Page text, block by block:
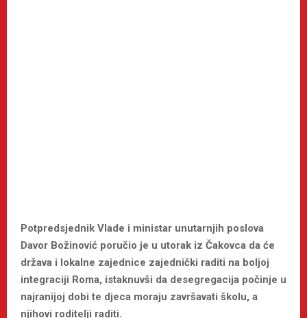
Potpredsjednik Vlade i ministar unutarnjih poslova
Davor Božinović poručio je u utorak iz Čakovca da će
država i lokalne zajednice zajednički raditi na boljoj
integraciji Roma, istaknuvši da desegregacija počinje u
najranijoj dobi te djeca moraju završavati školu, a
njihovi roditelji raditi.